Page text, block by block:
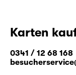
Karten
0341 / 12 68 168